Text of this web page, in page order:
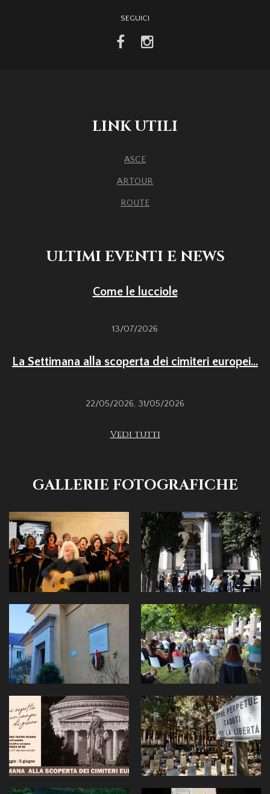
SEGUICI
facebookinstagram
LINK UTILI
ASCE
ARTOUR
ROUTE
ULTIMI EVENTI E NEWS
Come le lucciole
13/07/2026
La Settimana alla scoperta dei cimiteri europei...
22/05/2026, 31/05/2026
Vedi tutti
GALLERIE FOTOGRAFICHE